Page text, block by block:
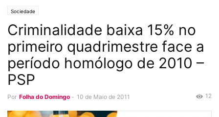
Sociedade
Criminalidade baixa 15% no
primeiro quadrimestre face a
período homólogo de 2010 –
PSP
Por Folha do Domingo - 10 de Maio de 2011 12